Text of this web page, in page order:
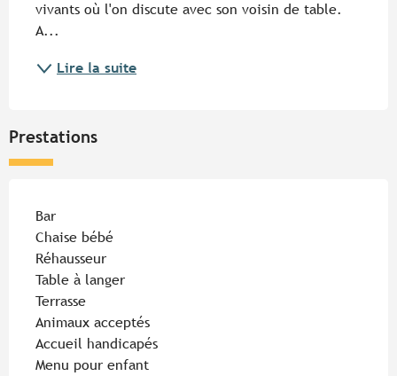
vivants où l'on discute avec son voisin de table.
A...
Lire la suite
Prestations
Bar
Chaise bébé
Réhausseur
Table à langer
Terrasse
Animaux acceptés
Accueil handicapés
Menu pour enfant